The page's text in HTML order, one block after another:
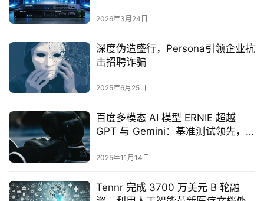
2026年3月24日
深度伪造盛行，Persona引领企业抗
击招聘诈骗‌
2025年6月25日
百度多模态 AI 模型 ERNIE 超越
GPT 与 Gemini：基准测试领先，
2025年11月14日
Tennr 完成 3700 万美元 B 轮融